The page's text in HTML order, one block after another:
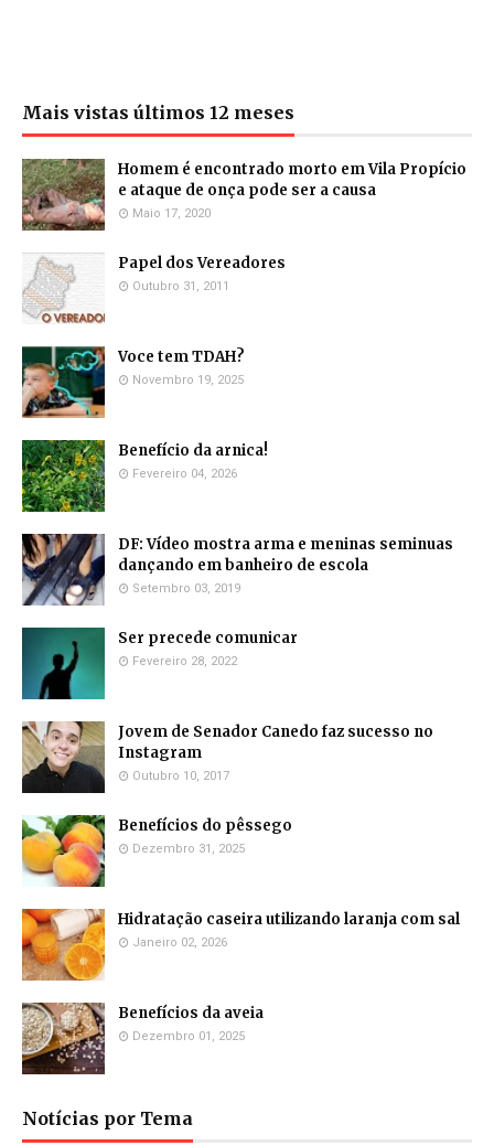
Mais vistas últimos 12 meses
Homem é encontrado morto em Vila Propício
e ataque de onça pode ser a causa
Maio 17, 2020
Papel dos Vereadores
Outubro 31, 2011
Voce tem TDAH?
Novembro 19, 2025
Benefício da arnica!
Fevereiro 04, 2026
DF: Vídeo mostra arma e meninas seminuas
dançando em banheiro de escola
Setembro 03, 2019
Ser precede comunicar
Fevereiro 28, 2022
Jovem de Senador Canedo faz sucesso no
Instagram
Outubro 10, 2017
Benefícios do pêssego
Dezembro 31, 2025
Hidratação caseira utilizando laranja com sal
Janeiro 02, 2026
Benefícios da aveia
Dezembro 01, 2025
Notícias por Tema